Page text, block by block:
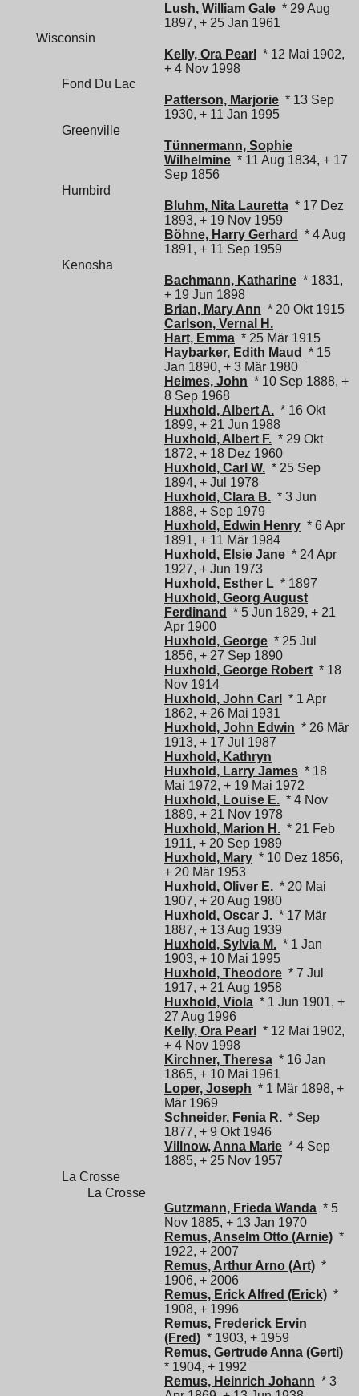
Lush, William Gale * 29 Aug
1897, + 25 Jan 1961
Wisconsin
Kelly, Ora Pearl
* 12 Mai 1902,
+ 4 Nov 1998
Fond Du Lac
Patterson, Marjorie * 13 Sep
1930, + 11 Jan 1995
Greenville
Tünnermann, Sophie
Wilhelmine * 11 Aug 1834, + 17
Sep 1856
Humbird
Bluhm, Nita Lauretta * 17 Dez
1893, + 19 Nov 1959
Böhne, Harry Gerhard
* 4 Aug
1891, + 11 Sep 1959
Kenosha
Bachmann, Katharine * 1831,
+ 19 Jun 1898
Brian, Mary Ann * 20 Okt 1915
Carlson, Vernal H.
Hart, Emma * 25 Mär 1915
Haybarker, Edith Maud
* 15
Jan 1890, + 3 Mär 1980
Heimes, John * 10 Sep 1888, +
8 Sep 1968
Huxhold, Albert A. * 16 Okt
1899, + 21 Jun 1988
Huxhold, Albert F. * 29 Okt
1872, + 18 Dez 1960
Huxhold, Carl W. * 25 Sep
1894, + Jul 1978
Huxhold, Clara B. * 3 Jun
1888, + Sep 1979
Huxhold, Edwin Henry * 6 Apr
1891, + 11 Mär 1984
Huxhold, Elsie Jane * 24 Apr
1927, + Jun 1973
Huxhold, Esther L * 1897
Huxhold, Georg August
Ferdinand
* 5 Jun 1829, + 21
Apr 1900
Huxhold, George * 25 Jul
1856, + 27 Sep 1890
Huxhold, George Robert * 18
Nov 1914
Huxhold, John Carl
* 1 Apr
1862, + 26 Mai 1931
Huxhold, John Edwin * 26 Mär
1913, + 17 Jul 1987
Huxhold, Kathryn
Huxhold, Larry James * 18
Mai 1972, + 19 Mai 1972
Huxhold, Louise E. * 4 Nov
1889, + 21 Nov 1978
Huxhold, Marion H. * 21 Feb
1911, + 20 Sep 1989
Huxhold, Mary * 10 Dez 1856,
+ 20 Mär 1953
Huxhold, Oliver E. * 20 Mai
1907, + 20 Aug 1980
Huxhold, Oscar J. * 17 Mär
1887, + 13 Aug 1939
Huxhold, Sylvia M. * 1 Jan
1903, + 10 Mai 1995
Huxhold, Theodore * 7 Jul
1917, + 21 Aug 1958
Huxhold, Viola * 1 Jun 1901, +
27 Aug 1996
Kelly, Ora Pearl
* 12 Mai 1902,
+ 4 Nov 1998
Kirchner, Theresa * 16 Jan
1865, + 10 Mai 1961
Loper, Joseph * 1 Mär 1898, +
Mär 1969
Schneider, Fenia R. * Sep
1877, + 9 Okt 1946
Villnow, Anna Marie * 4 Sep
1885, + 25 Nov 1957
La Crosse
La Crosse
Gutzmann, Frieda Wanda * 5
Nov 1885, + 13 Jan 1970
Remus, Anselm Otto (Arnie) *
1922, + 2007
Remus, Arthur Arno (Art) *
1906, + 2006
Remus, Erick Alfred (Erick) *
1908, + 1996
Remus, Frederick Ervin
(Fred) * 1903, + 1959
Remus, Gertrude Anna (Gerti)
* 1904, + 1992
Remus, Heinrich Johann * 3